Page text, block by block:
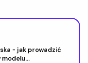
- jak prowadzić
modelu